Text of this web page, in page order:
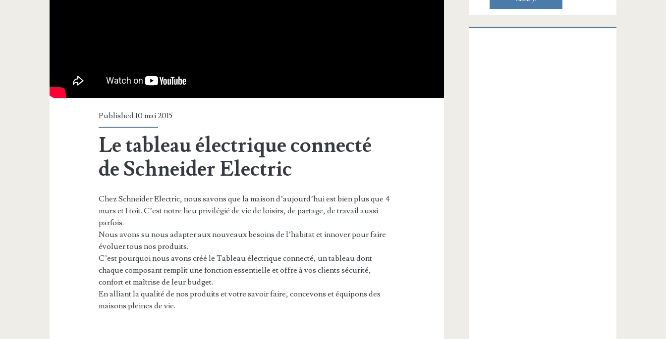
Published 10 mai 2015
Le tableau électrique connecté
de Schneider Electric
Chez Schneider Electric, nous savons que la maison d’aujourd’hui est bien plus que 4
murs et 1 toit. C’est notre lieu privilégié de vie de loisirs, de partage, de travail aussi
parfois.
Nous avons su nous adapter aux nouveaux besoins de l’habitat et innover pour faire
évoluer tous nos produits.
C’est pourquoi nous avons créé le Tableau électrique connecté, un tableau dont
chaque composant remplit une fonction essentielle et offre à vos clients sécurité,
confort et maîtrise de leur budget.
En alliant la qualité de nos produits et votre savoir faire, concevons et équipons des
maisons pleines de vie.